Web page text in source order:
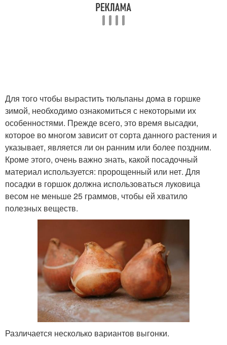
Для того чтобы вырастить тюльпаны дома в горшке
зимой, необходимо ознакомиться с некоторыми их
особенностями. Прежде всего, это время высадки,
которое во многом зависит от сорта данного растения и
указывает, является ли он ранним или более поздним.
Кроме этого, очень важно знать, какой посадочный
материал используется: пророщенный или нет. Для
посадки в горшок должна использоваться луковица
весом не меньше 25 граммов, чтобы ей хватило
полезных веществ.
Различается несколько вариантов выгонки.